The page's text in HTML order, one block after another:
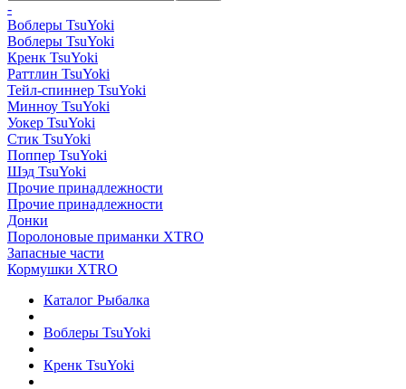
-
Воблеры TsuYoki
Воблеры TsuYoki
Кренк TsuYoki
Раттлин TsuYoki
Тейл-спиннер TsuYoki
Минноу TsuYoki
Уокер TsuYoki
Стик TsuYoki
Поппер TsuYoki
Шэд TsuYoki
Прочие принадлежности
Прочие принадлежности
Донки
Поролоновые приманки XTRO
Запасные части
Кормушки XTRO
Каталог Рыбалка
Воблеры TsuYoki
Кренк TsuYoki